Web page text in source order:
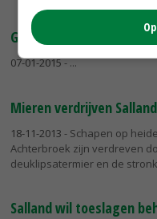
Glasvezel voor
07-01-2015-
Mieren verdrijven
18-11-2013 - Schapen op
Achterbroek zijn verdreven
deuklipsatermier en de
Salland wil toeslagen